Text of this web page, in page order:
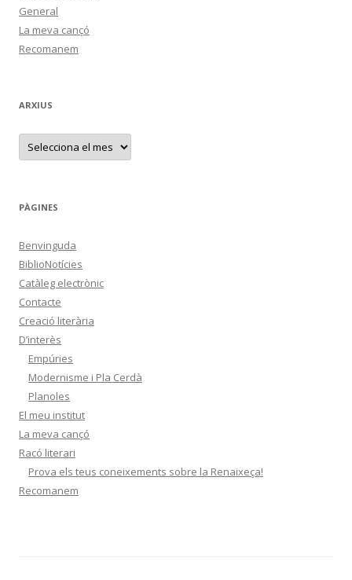
General
La meva cançó
Recomanem
ARXIUS
A
x
PÀGINES
Benvinguda
BiblioNotícies
Catàleg electrònic
Contacte
Creació literària
D’interès
Empúries
Modernisme i Pla Cerdà
Planoles
El meu institut
La meva cançó
Racó literari
Prova els teus coneixements sobre la Renaixeça!
Recomanem